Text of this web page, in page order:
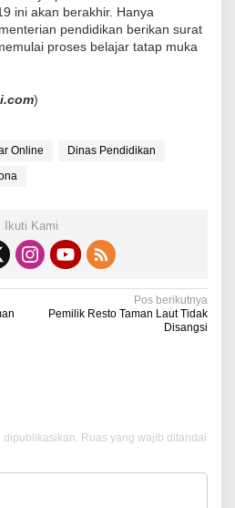
ini akan berakhir. Hanya
pendidikan berikan surat
proses belajar tatap muka
)
Online
Dinas Pendidikan
Ikuti Kami
Pos berikutnya
Pemilik Resto Taman Laut Tidak
Disangsi
Ruas yang wajib ditandai